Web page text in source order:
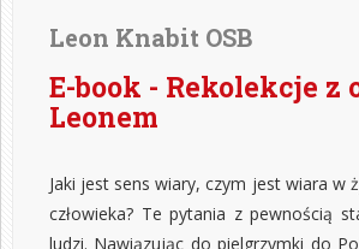
Leon Knabit OSB
E-book - Rekolekcje z
Leonem
Jaki jest sens wiary, czym jest wiara w
człowieka? Te pytania z pewnością
ludzi. Nawiązując do pielgrzymki do